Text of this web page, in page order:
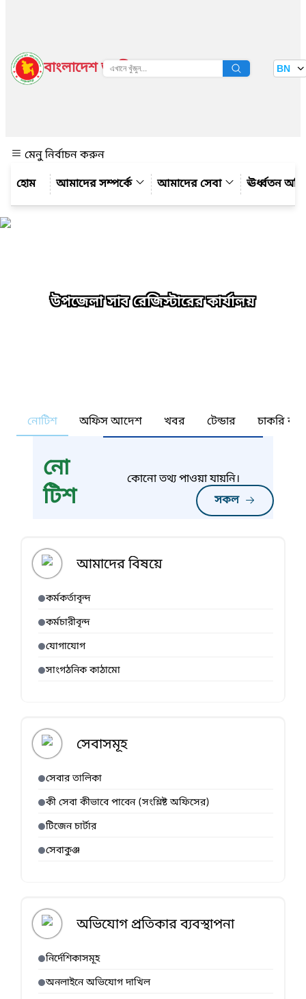
বাংলাদেশ জাতীয় তথ্য বাতায়ন BN
মেনু নির্বাচন করুন
আমাদের সম্পর্কে
আমাদের সেবা ঊর্ধ্বতন
উপজেলা সাব রেজিস্টারের কার্যালয়
নোটিশ অফিস আদেশ খবর টেন্ডার চাকরি
নো
টিশ
সকল
কোনো তথ্য পাওয়া যায়নি।
আমাদের বিষয়ে
কর্মকর্তাবৃন্দ
কর্মচারীবৃন্দ
যোগাযোগ
সাংগঠনিক কাঠামো
সেবাসমূহ
সেবার তালিকা
কী সেবা কীভাবে পাবেন (সংশ্লিষ্ট অফিসের)
টিজেন চার্টার
সেবাকুঞ্জ
অভিযোগ প্রতিকার ব্যবস্থাপনা
নির্দেশিকাসমূহ
অনলাইনে অভিযোগ দাখিল